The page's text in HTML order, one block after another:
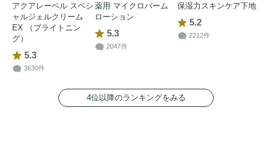
アクアレーベル スペシ
ャルジェルクリーム
EX （ブライトニン
グ）
5.3
3630件
薬用 マイクロバーム
ローション
5.3
2047件
保湿力スキンケア下地
5.2
2212件
4位以降のランキングをみる